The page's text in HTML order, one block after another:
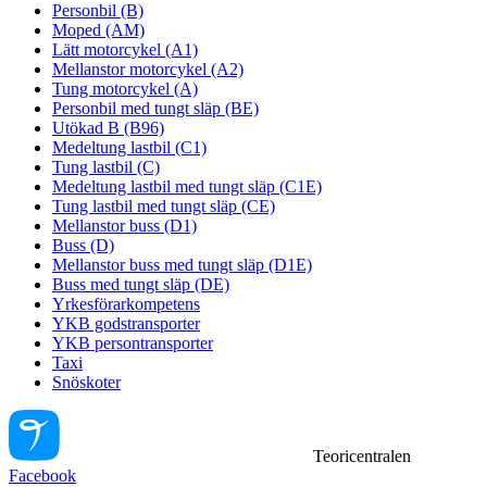
Personbil (B)
Moped (AM)
Lätt motorcykel (A1)
Mellanstor motorcykel (A2)
Tung motorcykel (A)
Personbil med tungt släp (BE)
Utökad B (B96)
Medeltung lastbil (C1)
Tung lastbil (C)
Medeltung lastbil med tungt släp (C1E)
Tung lastbil med tungt släp (CE)
Mellanstor buss (D1)
Buss (D)
Mellanstor buss med tungt släp (D1E)
Buss med tungt släp (DE)
Yrkesförarkompetens
YKB godstransporter
YKB persontransporter
Taxi
Snöskoter
Teoricentralen
Facebook